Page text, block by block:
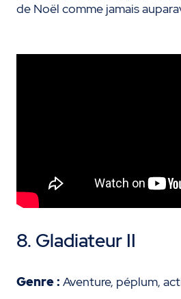
de Noël comme jamais
8. Gladiateur II
Genre : Aventure, péplum,